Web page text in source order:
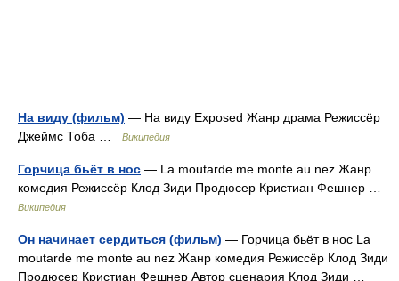
На виду (фильм) — На виду Exposed Жанр драма Режиссёр
Джеймс Тоба …
Википедия
Горчица бьёт в нос — La moutarde me monte au nez Жанр
комедия Режиссёр Клод Зиди Продюсер Кристиан Фешнер …
Википедия
Он начинает сердиться (фильм) — Горчица бьёт в нос La
moutarde me monte au nez Жанр комедия Режиссёр Клод Зиди
Продюсер Кристиан Фешнер Автор сценария Клод Зиди …